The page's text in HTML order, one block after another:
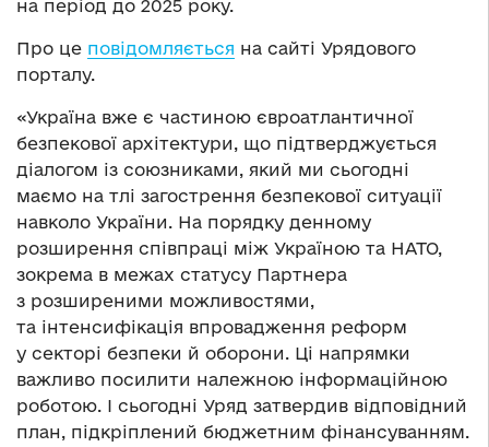
на період до 2025 року.
Про це повідомляється на сайті Урядового
порталу.
«Україна вже є частиною євроатлантичної
безпекової архітектури, що підтверджується
діалогом із союзниками, який ми сьогодні
маємо на тлі загострення безпекової ситуації
навколо України. На порядку денному
розширення співпраці між Україною та НАТО,
зокрема в межах статусу Партнера
з розширеними можливостями,
та інтенсифікація впровадження реформ
у секторі безпеки й оборони. Ці напрямки
важливо посилити належною інформаційною
роботою. І сьогодні Уряд затвердив відповідний
план, підкріплений бюджетним фінансуванням.